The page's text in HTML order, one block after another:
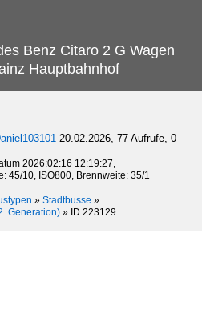
Benz Citaro 2 G Wagen
Hauptbahnhof
20.02.2026, 77 Aufrufe, 0
2026:02:16 12:19:27,
45/10, ISO800, Brennweite: 35/1
» Stadtbusse »
Generation) » ID 223129